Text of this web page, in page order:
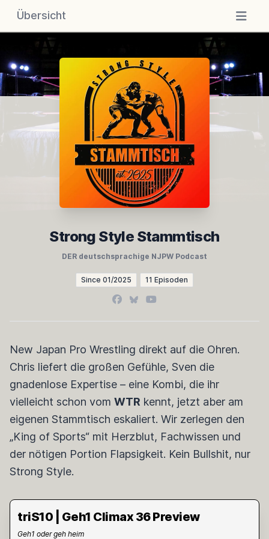
Übersicht
Strong Style Stammtisch
DER deutschsprachige NJPW Podcast
Since 01/2025 11 Episoden
Facebook
BlueskyYouTube
New Japan Pro Wrestling direkt auf die Ohren.
Chris liefert die großen Gefühle, Sven die
gnadenlose Expertise – eine Kombi, die ihr
vielleicht schon vom WTR kennt, jetzt aber am
eigenen Stammtisch eskaliert. Wir zerlegen den
„King of Sports“ mit Herzblut, Fachwissen und
der nötigen Portion Flapsigkeit. Kein Bullshit, nur
Strong Style.
triS10 | Geh1 Climax 36 Preview
Geh1 oder geh heim